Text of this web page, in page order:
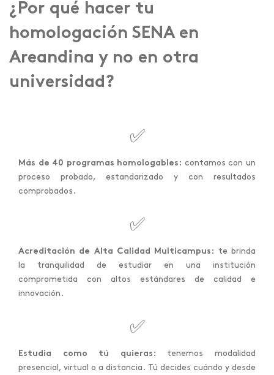
¿Por qué hacer tu
homologación SENA en
Areandina y no en otra
universidad?
✅
Más de 40 programas homologables: contamos con un
proceso probado, estandarizado y con resultados
comprobados.
✅
Acreditación de Alta Calidad Multicampus: te brinda
la tranquilidad de estudiar en una institución
comprometida con altos estándares de calidad e
innovación.
✅
Estudia como tú quieras: tenemos modalidad
presencial, virtual o a distancia. Tú decides cuándo y desde